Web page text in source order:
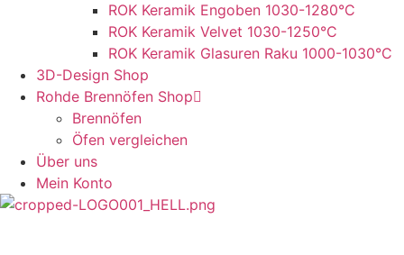
ROK Keramik Engoben 1030-1280°C
ROK Keramik Velvet 1030-1250°C
ROK Keramik Glasuren Raku 1000-1030°C
3D-Design Shop
Rohde Brennöfen Shop
Brennöfen
Öfen vergleichen
Über uns
Mein Konto